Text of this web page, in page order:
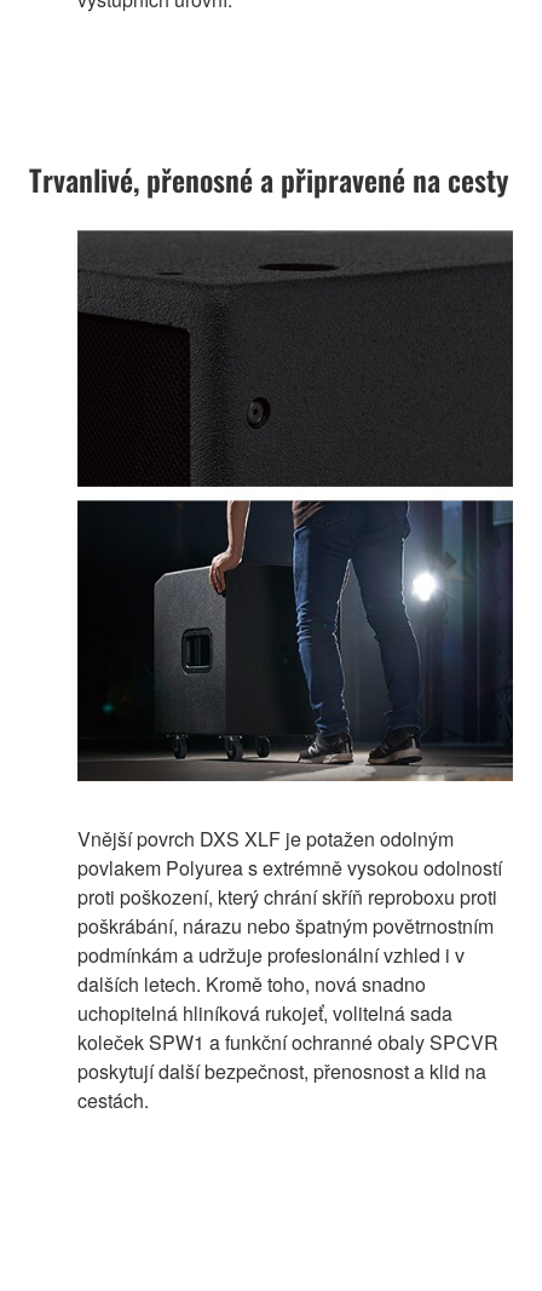
Trvanlivé, přenosné a připravené na cesty
Vnější povrch DXS XLF je potažen odolným
povlakem Polyurea s extrémně vysokou odolností
proti poškození, který chrání skříň reproboxu proti
poškrábání, nárazu nebo špatným povětrnostním
podmínkám a udržuje profesionální vzhled i v
dalších letech. Kromě toho, nová snadno
uchopitelná hliníková rukojeť, volitelná sada
koleček SPW1 a funkční ochranné obaly SPCVR
poskytují další bezpečnost, přenosnost a klid na
cestách.